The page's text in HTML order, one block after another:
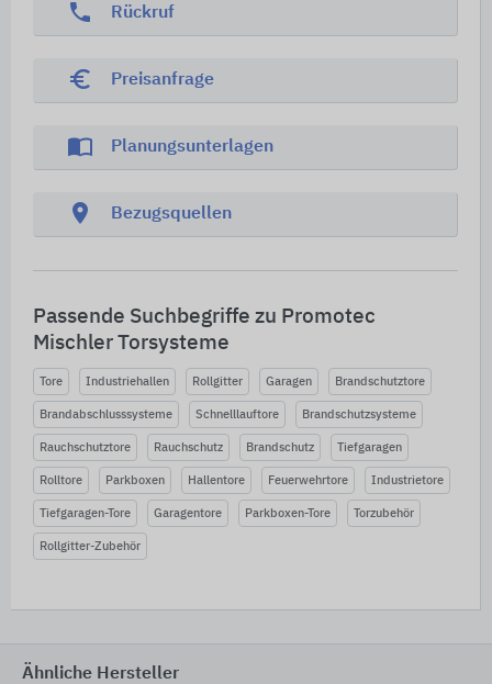
phone Rückruf
euro_symbol Preisanfrage
import_contacts Planungsunterlagen
location_on Bezugsquellen
Passende Suchbegriffe zu Promotec
Mischler Torsysteme
Tore Industriehallen Rollgitter Garagen Brandschutztore
Brandabschlusssysteme Schnelllauftore Brandschutzsysteme
Rauchschutztore Rauchschutz Brandschutz Tiefgaragen
Rolltore Parkboxen Hallentore Feuerwehrtore Industrietore
Tiefgaragen-Tore Garagentore Parkboxen-Tore Torzubehör
Rollgitter-Zubehör
Ähnliche Hersteller